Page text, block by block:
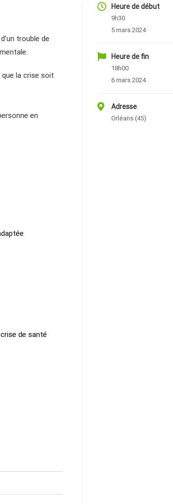
trouble de
que la crise soit
en
de santé
Heure de début
9h30
5 mars 2024
Heure de fin
18h00
6 mars 2024
Adresse
Orléans (45)